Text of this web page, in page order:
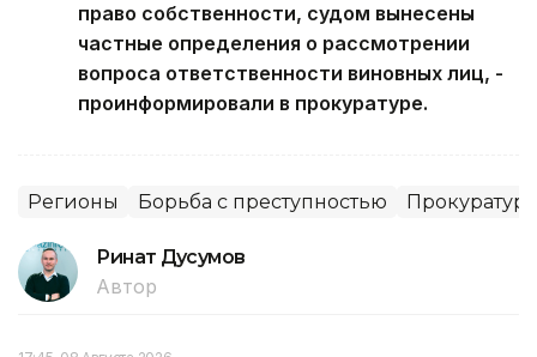
право собственности, судом вынесены
частные определения о рассмотрении
вопроса ответственности виновных лиц, -
проинформировали в прокуратуре.
Регионы Борьба с преступностью Прокуратура
Ринат Дусумов
Автор